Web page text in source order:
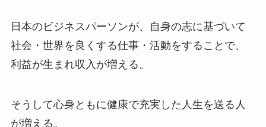
日本のビジネスパーソンが、自身の志に基づいて
社会・世界を良くする仕事・活動をすることで、
利益が生まれ収入が増える。
そうして心身ともに健康で充実した人生を送る人
が増える。